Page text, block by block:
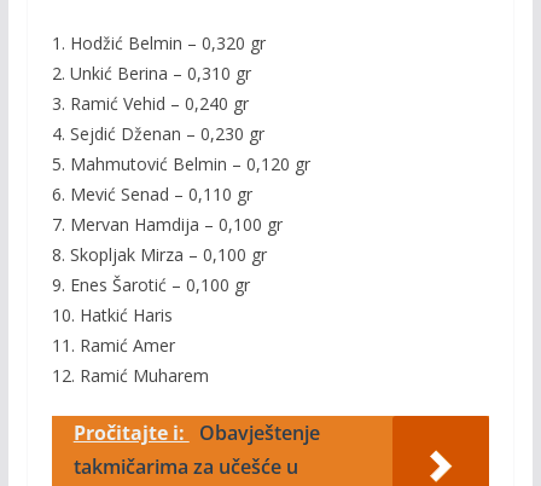
1. Hodžić Belmin – 0,320 gr
2. Unkić Berina – 0,310 gr
3. Ramić Vehid – 0,240 gr
4. Sejdić Dženan – 0,230 gr
5. Mahmutović Belmin – 0,120 gr
6. Mević Senad – 0,110 gr
7. Mervan Hamdija – 0,100 gr
8. Skopljak Mirza – 0,100 gr
9. Enes Šarotić – 0,100 gr
10. Hatkić Haris
11. Ramić Amer
12. Ramić Muharem
Pročitajte i:
Obavještenje
takmičarima za učešće u